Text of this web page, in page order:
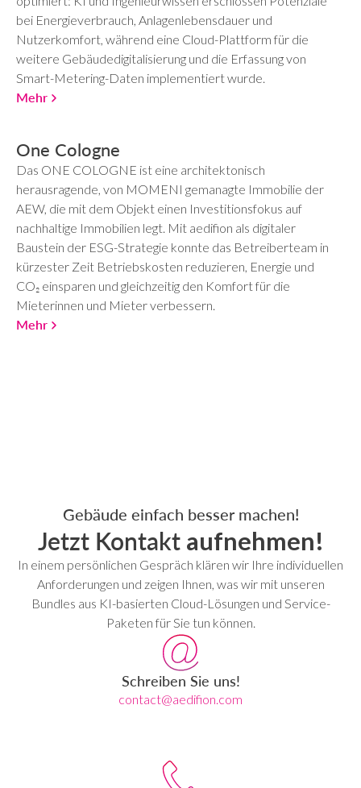
bei Energieverbrauch, Anlagenlebensdauer und
Nutzerkomfort, während eine Cloud-Plattform für die
weitere Gebäudedigitalisierung und die Erfassung von
Smart-Metering-Daten implementiert wurde.
Mehr
One Cologne
Das ONE COLOGNE ist eine architektonisch
herausragende, von MOMENI gemanagte Immobilie der
AEW, die mit dem Objekt einen Investitionsfokus auf
nachhaltige Immobilien legt. Mit aedifion als digitaler
Baustein der ESG-Strategie konnte das Betreiberteam in
kürzester Zeit Betriebskosten reduzieren, Energie und
CO₂ einsparen und gleichzeitig den Komfort für die
Mieterinnen und Mieter verbessern.
Mehr
Gebäude einfach besser machen!
Jetzt Kontakt aufnehmen!
In einem persönlichen Gespräch klären wir Ihre individuellen
Anforderungen und zeigen Ihnen, was wir mit unseren
Bundles aus KI-basierten Cloud-Lösungen und Service-
Paketen für Sie tun können.
Schreiben Sie uns!
contact@aedifion.com